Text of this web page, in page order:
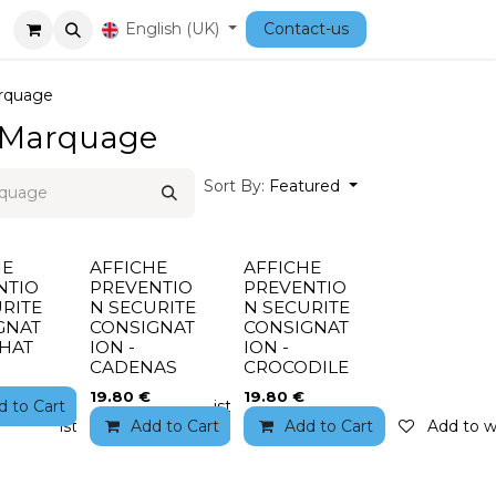
Courses English (UK) Contact-us
Sort By: Featured
wishlist
to Cart Add to wishlist
AFFICHE
PREVENTIO
N SECURITE
CONSIGNAT
ION -
CADENAS
19.80 €
Add to Cart Add to wishlist
AFFICHE
PREVENTIO
N SECURITE
CONSIGNAT
ION -
CROCODILE
19.80 €
Add to Cart Add to